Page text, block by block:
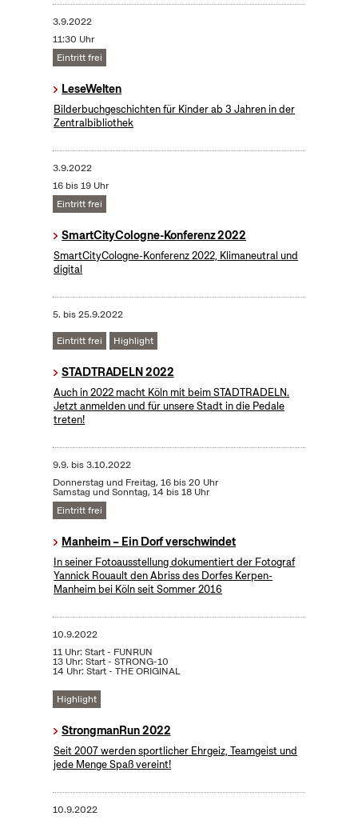
3.9.2022
11:30 Uhr
Eintritt frei
LeseWelten
Bilderbuchgeschichten für Kinder ab 3 Jahren in der
Zentralbibliothek
3.9.2022
16 bis 19 Uhr
Eintritt frei
SmartCityCologne-Konferenz 2022
SmartCityCologne-Konferenz 2022, Klimaneutral und
digital
5. bis25.9.2022
Eintritt frei Highlight
STADTRADELN 2022
Auch in 2022 macht Köln mit beim STADTRADELN.
Jetzt anmelden und für unsere Stadt in die Pedale
treten!
9.9. bis3.10.2022
Donnerstag und Freitag, 16 bis 20 Uhr
Samstag und Sonntag, 14 bis 18 Uhr
Eintritt frei
Manheim – Ein Dorf verschwindet
In seiner Fotoausstellung dokumentiert der Fotograf
Yannick Rouault den Abriss des Dorfes Kerpen-
Manheim bei Köln seit Sommer 2016
10.9.2022
11 Uhr: Start - FUNRUN
13 Uhr: Start - STRONG-10
14 Uhr: Start - THE ORIGINAL
Highlight
StrongmanRun 2022
Seit 2007 werden sportlicher Ehrgeiz, Teamgeist und
jede Menge Spaß vereint!
10.9.2022